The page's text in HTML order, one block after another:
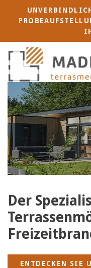
Der
ENTDECKEN SIE